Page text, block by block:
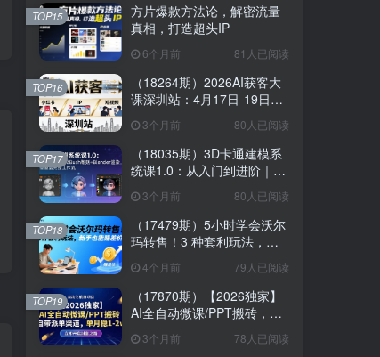
可灵AI拉新（国内版），简单上手，高回报，收益无上限，小白也能轻松月入过万 2022玩转手机影像全系课，零基础的小白也能进阶成为手机摄影专业人士
方片爆款方法论，解密流量
真相，打造超头IP
6个月前 81人已阅读
TOP15
（18264期）2026AI获客大
课深圳站：4月17日-19日3
频，老板操盘手必来
3个月前 80人已阅读
TOP16
（18035期）3D卡通建模系
统课1.0：从入门到进阶｜
10章覆盖完整工作流
3个月前 80人已阅读
TOP17
（17479期）5小时学会沃尔
玛转售！3 种套利玩法，新
4个月前 79人已阅读
TOP18
（17870期）【2026独家】
AI全自动微课/PPT搬砖，自
3个月前 78人已阅读
TOP19